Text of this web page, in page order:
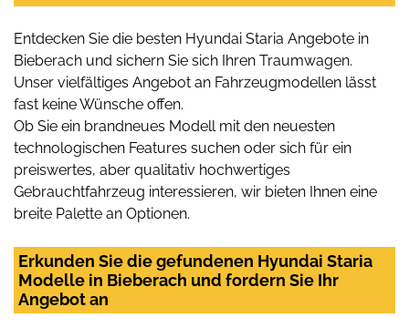
Entdecken Sie die besten Hyundai Staria Angebote in
Bieberach und sichern Sie sich Ihren Traumwagen.
Unser vielfältiges Angebot an Fahrzeugmodellen lässt
fast keine Wünsche offen.
Ob Sie ein brandneues Modell mit den neuesten
technologischen Features suchen oder sich für ein
preiswertes, aber qualitativ hochwertiges
Gebrauchtfahrzeug interessieren, wir bieten Ihnen eine
breite Palette an Optionen.
Erkunden Sie die gefundenen Hyundai Staria
Modelle in Bieberach und fordern Sie Ihr
Angebot an